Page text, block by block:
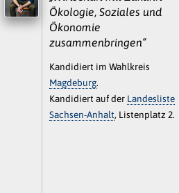
Ökologie, Soziales und
Ökonomie
zusammenbringen“
Kandidiert im Wahlkreis
Magdeburg.
Kandidiert auf der Landesliste
Sachsen-Anhalt, Listenplatz 2.